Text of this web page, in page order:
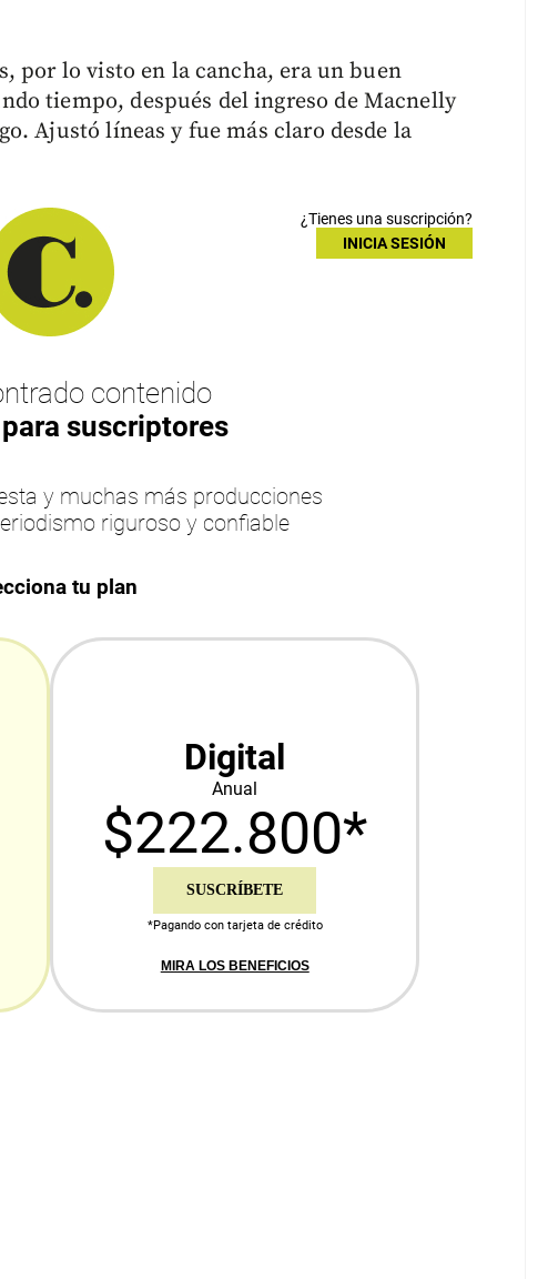
por lo visto en la cancha, era un buen
tiempo, después del ingreso de Macnelly
Ajustó líneas y fue más claro desde la
¿Tienes una suscripción?
INICIA SESIÓN
contenido
suscriptores
y muchas más producciones
riguroso y confiable
tu plan
Digital
Anual
$222.800*
SUSCRÍBETE
*Pagando con tarjeta de crédito
MIRA LOS BENEFICIOS